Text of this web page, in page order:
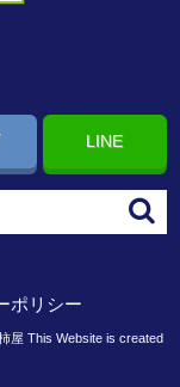
LINE
ポリシー
屋 This Website is created